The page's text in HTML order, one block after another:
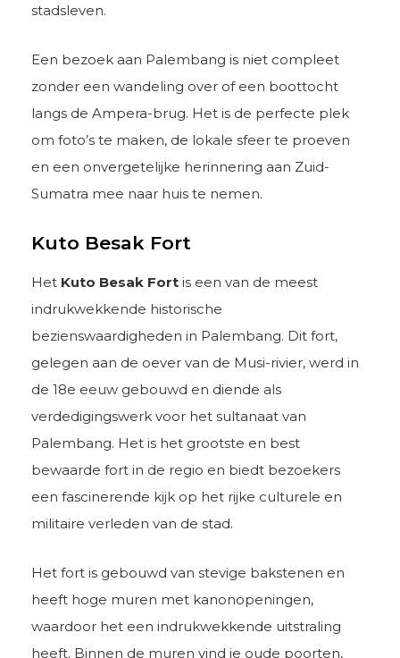
stadsleven.
Een bezoek aan Palembang is niet compleet
zonder een wandeling over of een boottocht
langs de Ampera-brug. Het is de perfecte plek
om foto’s te maken, de lokale sfeer te proeven
en een onvergetelijke herinnering aan Zuid-
Sumatra mee naar huis te nemen.
Kuto Besak Fort
Het Kuto Besak Fort is een van de meest
indrukwekkende historische
bezienswaardigheden in Palembang. Dit fort,
gelegen aan de oever van de Musi-rivier, werd in
de 18e eeuw gebouwd en diende als
verdedigingswerk voor het sultanaat van
Palembang. Het is het grootste en best
bewaarde fort in de regio en biedt bezoekers
een fascinerende kijk op het rijke culturele en
militaire verleden van de stad.
Het fort is gebouwd van stevige bakstenen en
heeft hoge muren met kanonopeningen,
waardoor het een indrukwekkende uitstraling
heeft. Binnen de muren vind je oude poorten,